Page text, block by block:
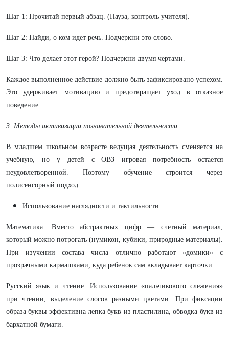
​Шаг 1: Прочитай первый абзац. (Пауза, контроль учителя).
​Шаг 2: Найди, о ком идет речь. Подчеркни это слово.
​Шаг 3: Что делает этот герой? Подчеркни двумя чертами.
​Каждое выполненное действие должно быть зафиксировано успехом.
Это удерживает мотивацию и предотвращает уход в отказное
поведение.
​3. Методы активизации познавательной деятельности
​В младшем школьном возрасте ведущая деятельность сменяется на
учебную, но у детей с ОВЗ игровая потребность остается
неудовлетворенной. Поэтому обучение строится через
полисенсорный подход.
​Использование наглядности и тактильности
​Математика: Вместо абстрактных цифр — счетный материал,
который можно потрогать (нумикон, кубики, природные материалы).
При изучении состава числа отлично работают «домики» с
прозрачными кармашками, куда ребенок сам вкладывает карточки.
​Русский язык и чтение: Использование «пальчикового слежения»
при чтении, выделение слогов разными цветами. При фиксации
образа буквы эффективна лепка букв из пластилина, обводка букв из
бархатной бумаги.